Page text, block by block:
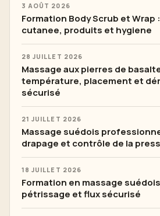
3 AOÛT 2026
Formation Body Scrub et Wrap
cutanee, produits et hygiene
28 JUILLET 2026
Massage aux pierres de
température, placement et
sécurisé
21 JUILLET 2026
Massage suédois
drapage et contrôle de la
18 JUILLET 2026
Formation en massage
pétrissage et flux sécurisé